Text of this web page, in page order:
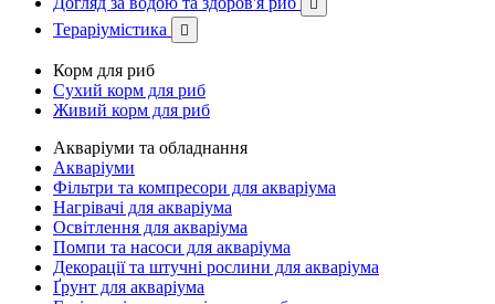

Тераріумістика 
Корм для риб
Сухий корм для риб
Живий корм для риб
Акваріуми та обладнання
Акваріуми
Фільтри та компресори для акваріума
Нагрівачі для акваріума
Освітлення для акваріума
Помпи та насоси для акваріума
Декорації та штучні рослини для акваріума
Ґрунт для акваріума